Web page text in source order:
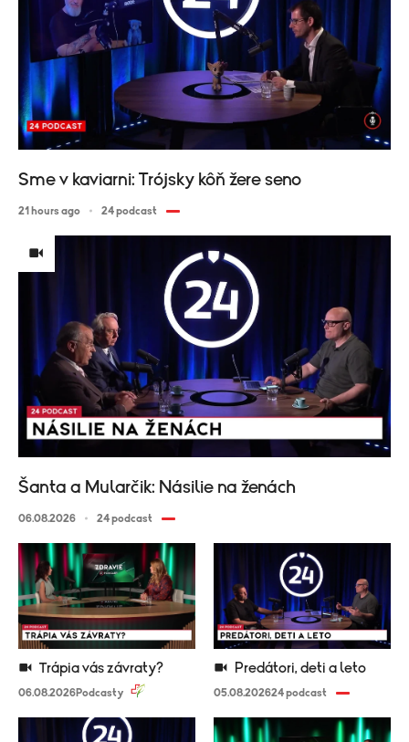
Sme v kaviarni: Trójsky kôň žere seno
21 hours ago 24 podcast
Šanta a Mularčik: Násilie na ženách
06.08.2026 24 podcast
Trápia vás závraty?
06.08.2026Podcasty
Predátori, deti a leto
05.08.202624 podcast